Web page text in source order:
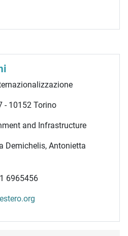
- 10152 Torino
and Infrastructure
Demichelis, Antonietta
6965456